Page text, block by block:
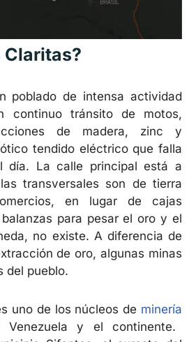
Claritas?
poblado de intensa actividad
continuo tránsito de motos,
de madera, zinc y
tendido eléctrico que falla
día. La calle principal está a
transversales son de tierra
en lugar de cajas
para pesar el oro y el
no existe. A diferencia de
de oro, algunas minas
del pueblo.
uno de los núcleos de minería
Venezuela y el continente.